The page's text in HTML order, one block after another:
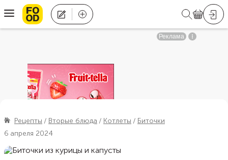
Рецепты Вторые блюда Котлеты
Биточки
6 апреля 2024